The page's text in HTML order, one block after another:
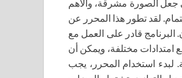
جعل الصورة مشرقة، والأهم
لقد تطور هذا المحرر عن
قادر على العمل مع
مختلفة، ويمكن أن
لبدء استخدام المحرر، يجب